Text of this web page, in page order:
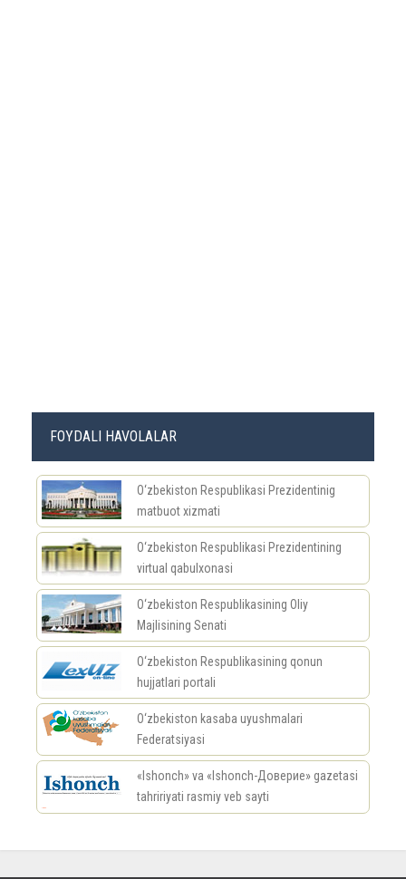
FOYDALI HAVOLALAR
O‘zbekiston Respublikasi Prezidentinig
matbuot xizmati
O‘zbekiston Respublikasi Prezidentining
virtual qabulxonasi
O‘zbekiston Respublikasining Oliy
Majlisining Senati
O‘zbekiston Respublikasining qonun
hujjatlari portali
O‘zbekiston kasaba uyushmalari
Federatsiyasi
«Ishonch» va «Ishonch-Доверие» gazetasi
tahririyati rasmiy veb sayti